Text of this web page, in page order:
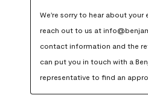
We're sorry to hear about your
reach out to us at
contact information and the
can put you in touch with a
representative to find an